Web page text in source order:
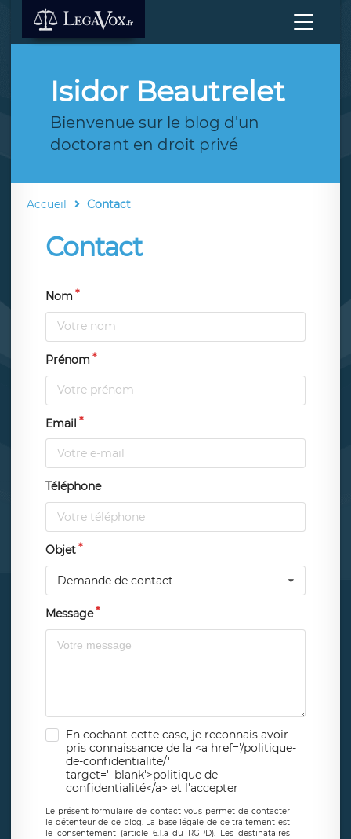
Isidor Beautrelet
Bienvenue sur le blog d'un
doctorant en droit privé
Accueil Contact
Contact
Nom
Prénom
Email
Téléphone
Objet
Demande de contact
Message
En cochant cette case, je reconnais avoir
pris connaissance de la <a href='/politique-
de-confidentialite/'
target='_blank'>politique de
confidentialité</a> et l'accepter
Le présent formulaire de contact vous permet de contacter
le détenteur de ce blog. La base légale de ce traitement est
le consentement (article 6.1.a du RGPD). Les destinataires